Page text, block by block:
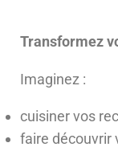
Transformez
Imaginez :
cuisiner vos
faire découvrir